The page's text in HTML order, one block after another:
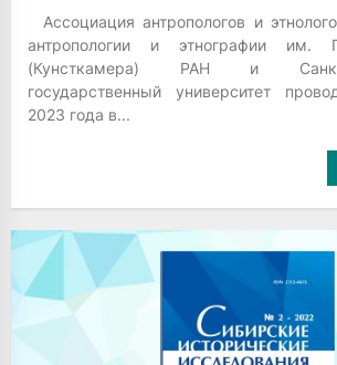
Ассоциация антропологов и
антропологии и этнографии им.
(Кунсткамера) РАН и Санкт-
государственный университет
2023 года в...